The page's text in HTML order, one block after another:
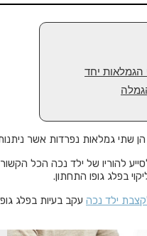
יחד
הן שתי גמלאות נפרדות אשר
להוריו של ילד נכה הכל הקשור
בפלג גופו התחתון.
ילד נכה עקב בעיות בפלג